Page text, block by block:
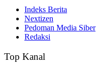
Indeks Berita
Nextizen
Pedoman Media Siber
Redaksi
Top Kanal